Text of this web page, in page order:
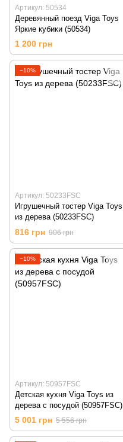
Артикул: 50534
Деревянный поезд Viga Toys
Яркие кубики (50534)
1 200 грн
−10%
Артикул: 50233FSC
Игрушечный тостер Viga Toys
из дерева (50233FSC)
816 грн 906 грн
−10%
Артикул: 50957FSC
Детская кухня Viga Toys из
дерева с посудой (50957FSC)
5 001 грн 5 556 грн